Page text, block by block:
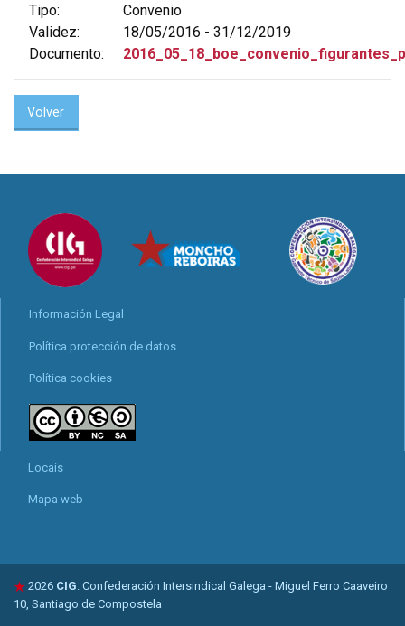
Tipo:
Convenio
Validez:
18/05/2016 - 31/12/2019
Documento:
Volver
Información Legal
Política protección de datos
Política cookies
Locais
Mapa web
2026 CIG. Confederación Intersindical Galega - Miguel Ferro Caaveiro
10, Santiago de Compostela